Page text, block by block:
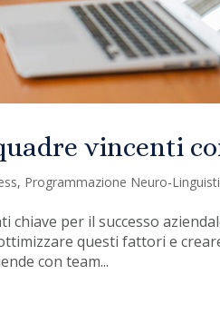
vincenti
, Programmazione Neuro-
per il successo
questi fattori e
con team...